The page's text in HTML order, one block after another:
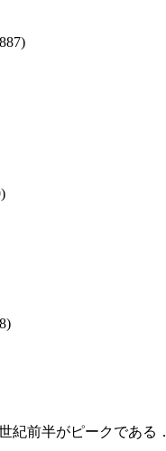
紀前半がピークであ